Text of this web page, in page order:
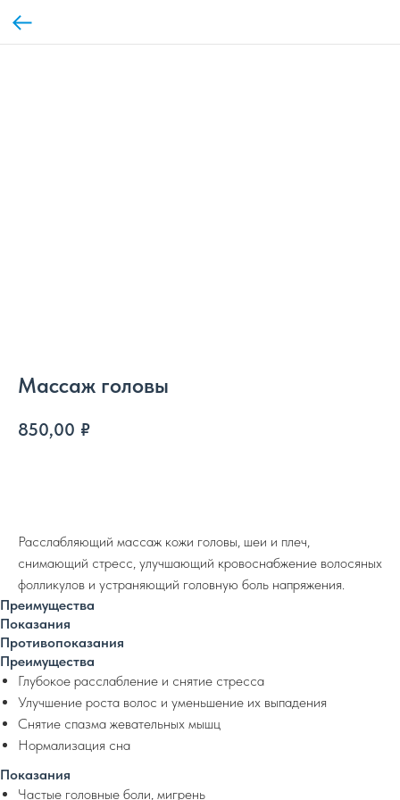
Массаж головы
850,00 ₽
Расслабляющий массаж кожи головы, шеи и плеч,
снимающий стресс, улучшающий кровоснабжение волосяных
фолликулов и устраняющий головную боль напряжения.
Преимущества
Показания
Противопоказания
Преимущества
Глубокое расслабление и снятие стресса
Улучшение роста волос и уменьшение их выпадения
Снятие спазма жевательных мышц
Нормализация сна
Показания
Частые головные боли, мигрень